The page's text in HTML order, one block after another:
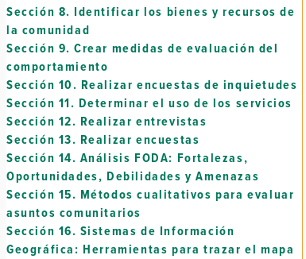
Sección 8. Identificar los bienes y recursos de
la comunidad
Sección 9. Crear medidas de evaluación del
comportamiento
Sección 10. Realizar encuestas de inquietudes
Sección 11. Determinar el uso de los servicios
Sección 12. Realizar entrevistas
Sección 13. Realizar encuestas
Sección 14. Análisis FODA: Fortalezas,
Oportunidades, Debilidades y Amenazas
Sección 15. Métodos cualitativos para evaluar
asuntos comunitarios
Sección 16. Sistemas de Información
Geográfica: Herramientas para trazar el mapa